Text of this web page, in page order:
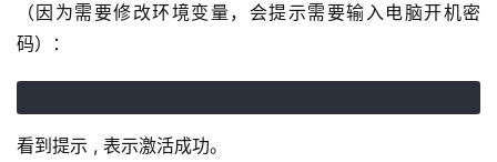
（因为需要修改环境变量，会提示需要输入电脑开机密
码）：
看到提示 , 表示激活成功。